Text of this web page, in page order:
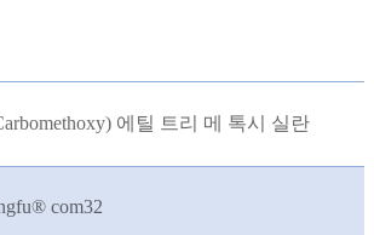
에틸 트리 메 톡시 실란
com32